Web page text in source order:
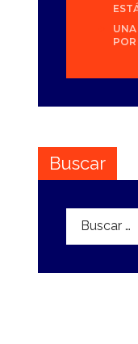
UNA
POR
Buscar
Buscar: